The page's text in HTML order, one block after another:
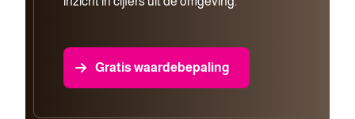
Gratis waardebepaling